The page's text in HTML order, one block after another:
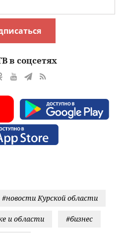
в соцсетях
#новости Курской области
и области #бизнес